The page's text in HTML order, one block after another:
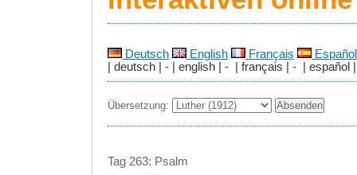
Deutsch English Français
Español
| deutsch | - | english | - | français | - | español |
Übersetzung:
Tag 263: Psalm